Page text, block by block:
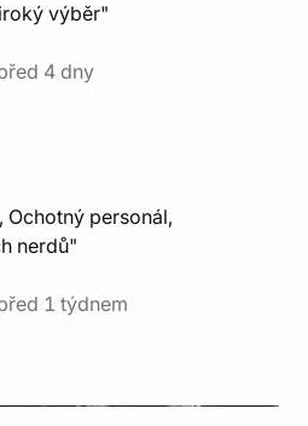
výběr"
4 dny
personál,
nerdů"
1 týdnem